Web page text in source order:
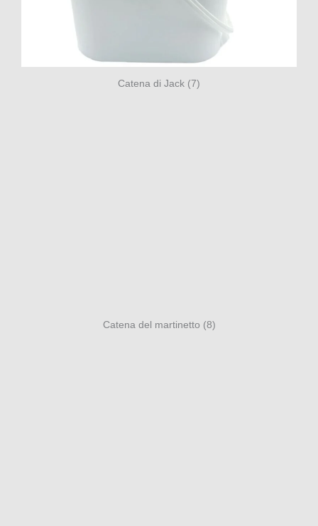
Catena di Jack (7)
Catena del martinetto (8)